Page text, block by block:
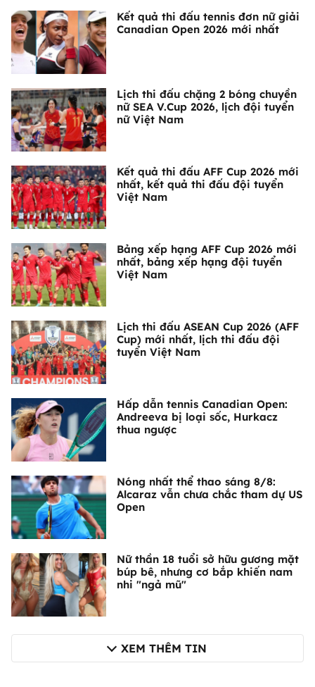
Kết quả thi đấu tennis đơn nữ giải
Canadian Open 2026 mới nhất
Lịch thi đấu chặng 2 bóng chuyền
nữ SEA V.Cup 2026, lịch đội tuyển
nữ Việt Nam
Kết quả thi đấu AFF Cup 2026 mới
nhất, kết quả thi đấu đội tuyển
Việt Nam
Bảng xếp hạng AFF Cup 2026 mới
nhất, bảng xếp hạng đội tuyển
Việt Nam
Lịch thi đấu ASEAN Cup 2026 (AFF
Cup) mới nhất, lịch thi đấu đội
tuyển Việt Nam
Hấp dẫn tennis Canadian Open:
Andreeva bị loại sốc, Hurkacz
thua ngược
Nóng nhất thể thao sáng 8/8:
Alcaraz vẫn chưa chắc tham dự US
Open
Nữ thần 18 tuổi sở hữu gương mặt
búp bê, nhưng cơ bắp khiến nam
nhi "ngả mũ"
XEM THÊM TIN